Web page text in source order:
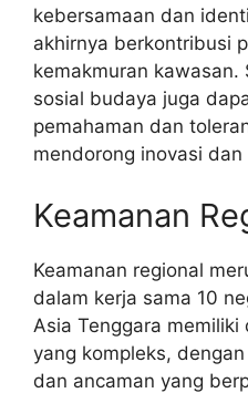
kebersamaan dan
akhirnya berkontribusi
kemakmuran kawasan.
sosial budaya juga
pemahaman dan
mendorong inovasi
Keamanan
Keamanan regional
dalam kerja sama 10
Asia Tenggara
yang kompleks,
dan ancaman yang